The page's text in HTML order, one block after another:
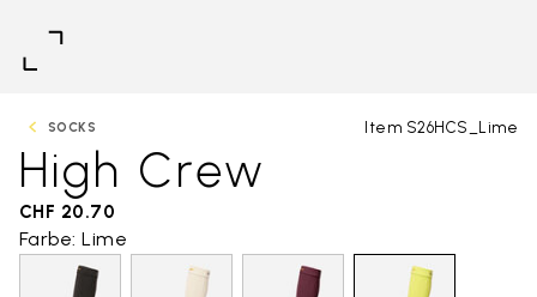
SOCKS Item S26HCS_Lime
High Crew
CHF 20.70
Farbe: Lime